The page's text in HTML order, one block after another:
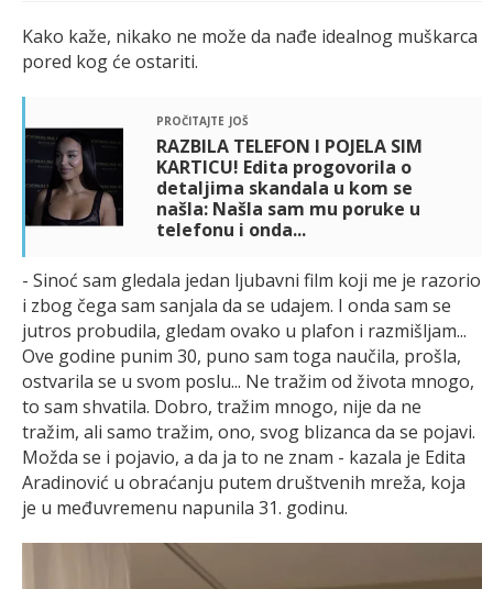
Kako kaže, nikako ne može da nađe idealnog muškarca
pored kog će ostariti.
pročitajte još
RAZBILA TELEFON I POJELA SIM
KARTICU! Edita progovorila o
detaljima skandala u kom se
našla: Našla sam mu poruke u
telefonu i onda...
- Sinoć sam gledala jedan ljubavni film koji me je razorio
i zbog čega sam sanjala da se udajem. I onda sam se
jutros probudila, gledam ovako u plafon i razmišljam...
Ove godine punim 30, puno sam toga naučila, prošla,
ostvarila se u svom poslu... Ne tražim od života mnogo,
to sam shvatila. Dobro, tražim mnogo, nije da ne
tražim, ali samo tražim, ono, svog blizanca da se pojavi.
Možda se i pojavio, a da ja to ne znam - kazala je Edita
Aradinović u obraćanju putem društvenih mreža, koja
je u međuvremenu napunila 31. godinu.